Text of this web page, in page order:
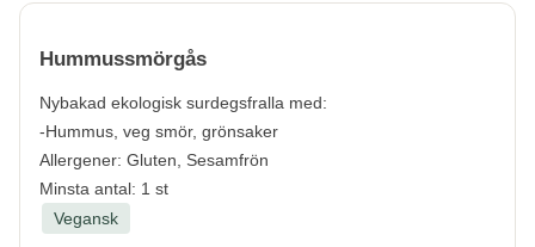
Hummussmörgås
Nybakad ekologisk surdegsfralla med:
-Hummus, veg smör, grönsaker
Allergener: Gluten, Sesamfrön
Minsta antal: 1 st
Vegansk